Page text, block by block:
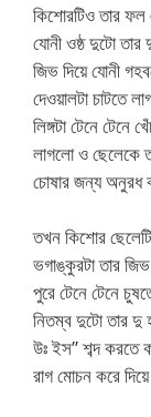
কিশোরটিও তার ফল
যোনী ওষ্ঠ দুটো
জিভ দিয়ে যোনী
দেওয়ালটা চাটতে
লিঙ্গটা টেনে টেনে
লাগলো ও ছেলেকে
চোষার জন্য অনুরধ
তখন কিশোর
ভগাঙ্কুরটা তার
পুরে টেনে টেনে
নিতম্ব দুটো তার দু
উঃ ইস” শব্দ করতে
রাগ মোচন করে দিয়ে